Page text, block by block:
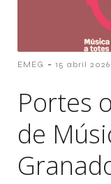
EMEG - 15 abril 2026
Portes
de